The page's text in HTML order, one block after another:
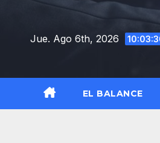
contenidoJue. Ago 6th, 2026
EL BALANCE